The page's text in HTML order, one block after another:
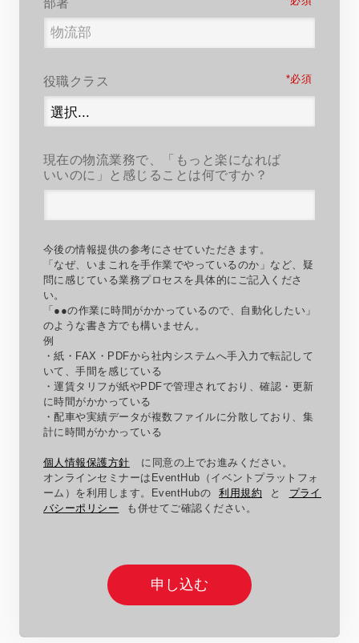
*
役職クラス
現在の物流業務で、「もっと楽になれば
いいのに」と感じることは何ですか？
今後の情報提供の参考にさせていただきます。
「なぜ、いまこれを手作業でやっているのか」など、疑
問に感じている業務プロセスを具体的にご記入くださ
い。
「●●の作業に時間がかかっているので、自動化したい」
のような書き方でも構いません。
例
・紙・ FAX ・ PDFから社内システムへ手入力で転記して
いて、手間を感じている
・運賃タリフが紙やPDFで管理されており、確認・更新
に時間がかかっている
・配車や実績データが複数ファイルに分散しており、集
計に時間がかかっている
個人情報保護方針
に同意の上でお進みください。
オンラインセミナーはEventHub（イベントプラットフォ
ーム）を利用します。EventHubの
利用規約 と
プライ
バシーポリシー
も併せてご確認ください。
申し込む